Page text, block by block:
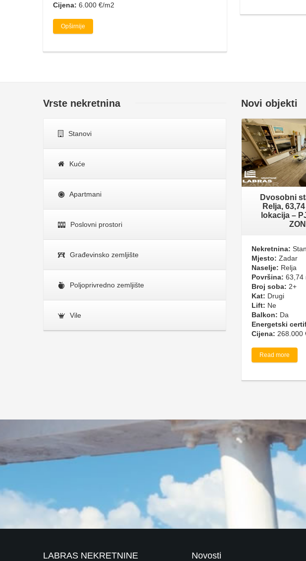
Cijena: 6.000 €/m2
Opširnije
Vrste nekretnina
Stanovi
Kuće
Apartmani
Poslovni prostori
Građevinsko zemljište
Poljoprivredno zemljište
Vile
Novi objekti
Dvosobni
Relja,
lokacija –
Nekretnina: Stan
Mjesto: Zadar
Naselje: Relja
Površina: 63,74
Broj soba: 2+
Kat: Drugi
Lift: Ne
Balkon: Da
Energetski
Cijena: 268.000
Read more
LABRAS NEKRETNINE Novosti